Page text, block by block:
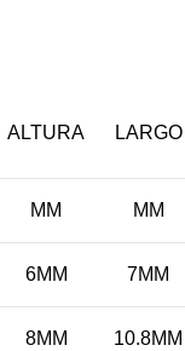
ALTURA LARGO
MM MM
6MM 7MM
8MM 10.8MM